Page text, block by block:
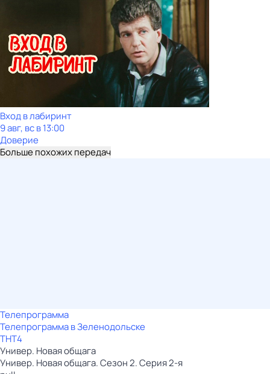
Вход в лабиринт
9 авг, вс в 13:00
Доверие
Больше похожих передач
Телепрограмма
Телепрограмма в Зеленодольске
ТНТ4
Универ. Новая общага
Универ. Новая общага. Сезон 2. Серия 2-я